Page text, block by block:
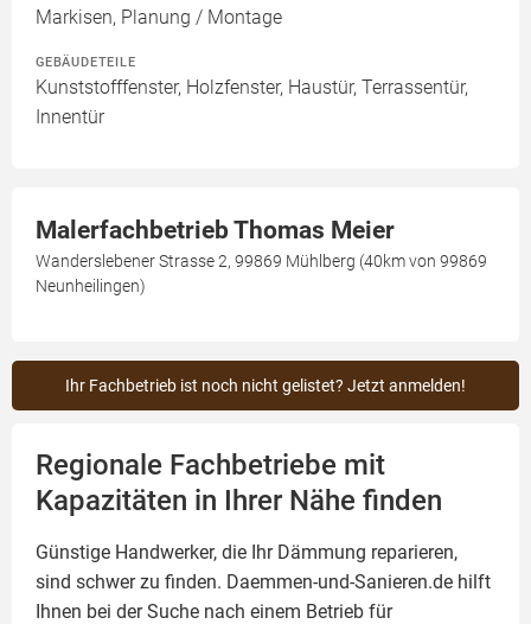
Markisen, Planung / Montage
GEBÄUDETEILE
Kunststofffenster, Holzfenster, Haustür, Terrassentür,
Innentür
Malerfachbetrieb Thomas Meier
Wanderslebener Strasse 2, 99869 Mühlberg (40km von 99869
Neunheilingen)
Ihr Fachbetrieb ist noch nicht gelistet? Jetzt anmelden!
Regionale Fachbetriebe mit
Kapazitäten in Ihrer Nähe finden
Günstige Handwerker, die Ihr Dämmung reparieren,
sind schwer zu finden. Daemmen-und-Sanieren.de hilft
Ihnen bei der Suche nach einem Betrieb für